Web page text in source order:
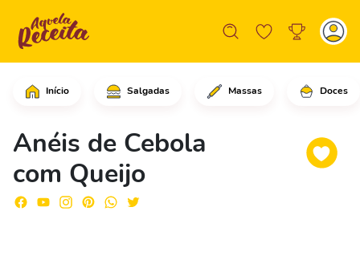
Início Salgadas Massas Doces
Anéis de Cebola
com Queijo
Tire a casca da cebola e corte-a